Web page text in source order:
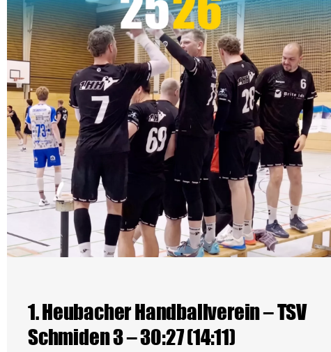
1.⁠ ⁠Heubacher Handballverein – TSV
Schmiden 3 – 30:27 (14:11)